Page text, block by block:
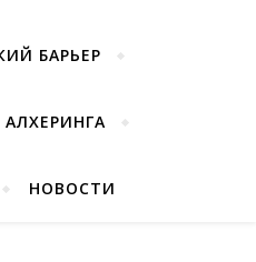
БАРЬЕР
АЛХЕРИНГА
НОВОСТИ